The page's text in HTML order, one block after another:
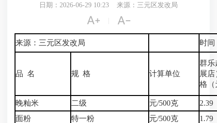
日期：2026-06-29 10:23 来源：三元区发改局
 
来源：三元区发改局 时间
品 名 规 格 计算单位
群乐
展
格（
晚籼米 二级 元/500克
2.39
面粉
特一粉 元/500克
1.79